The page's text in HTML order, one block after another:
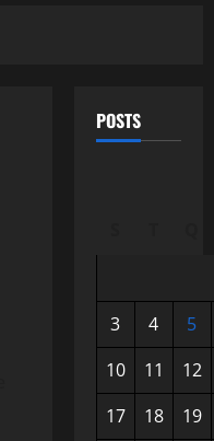
POSTS
3 4
5
10
11
12
17
18
19